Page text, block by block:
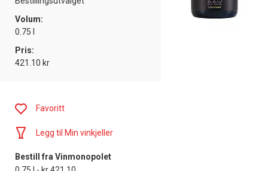
Volum:
0.75 l
Pris:
421.10 kr
Favoritt
Legg til Min vinkjeller
Bestill fra Vinmonopolet